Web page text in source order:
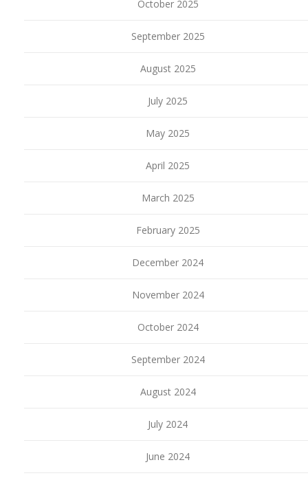
October 2025
September 2025
August 2025
July 2025
May 2025
April 2025
March 2025
February 2025
December 2024
November 2024
October 2024
September 2024
August 2024
July 2024
June 2024